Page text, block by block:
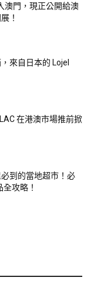
澳門，現正公開給澳
！
來自日本的 Lojel
在港澳市場推前掀
必到的當地超市！必
攻略！